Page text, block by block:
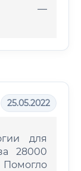
—
25.05.2022
для
28000